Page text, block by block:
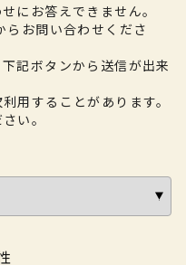
にお答えできません。
らお問い合わせくださ
記ボタンから送信が出来
用することがあります。
い。